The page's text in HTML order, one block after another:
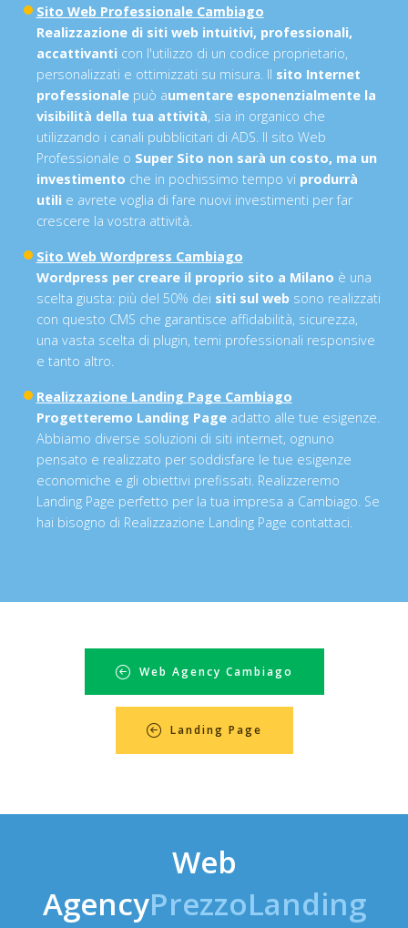
Sito Web Professionale Cambiago
Realizzazione di siti web intuitivi, professionali,
accattivanticon l'utilizzo di un codice proprietario,
personalizzati e ottimizzati su misura. Il sito Internet
professionalepuò aumentare esponenzialmente la
visibilità della tua attività, sia in organico che
utilizzando i canali pubblicitari di ADS. Il sito Web
Professionale o Super Sito non sarà un costo, ma un
investimento che in pochissimo tempo vi produrrà
utili e avrete voglia di fare nuovi investimenti per far
crescere la vostra attività.
Sito Web Wordpress Cambiago
Wordpress per creare il proprio sito a Milano è una
scelta giusta: più del 50% dei siti sul web sono realizzati
con questo CMS che garantisce affidabilità, sicurezza,
una vasta scelta di plugin, temi professionali responsive
e tanto altro.
Realizzazione Landing Page Cambiago
Progetteremo Landing Pageadatto alle tue esigenze.
Abbiamo diverse soluzioni di siti internet, ognuno
pensato e realizzato per soddisfare le tue esigenze
economiche e gli obiettivi prefissati. Realizzeremo
Landing Page perfetto per la tua impresa a Cambiago. Se
hai bisogno di Realizzazione Landing Page contattaci.
Web Agency Cambiago
Landing Page
Web
AgencyPrezzoLanding